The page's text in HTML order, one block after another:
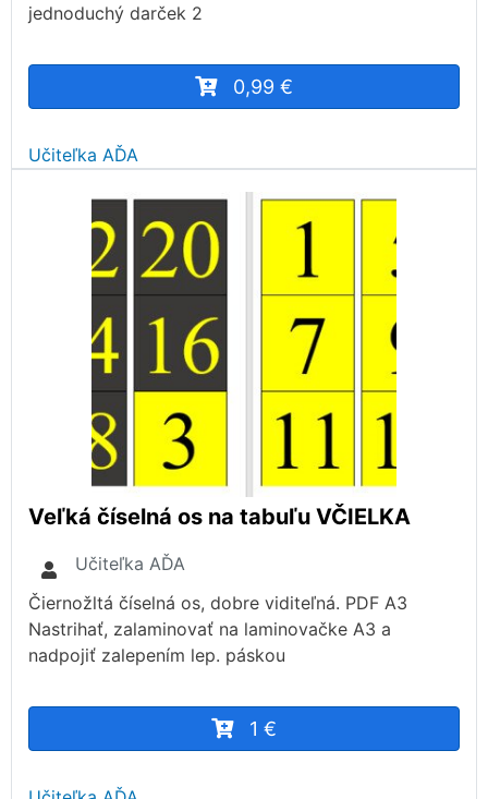
jednoduchý darček 2
0,99 €
Učiteľka AĎA
Veľká číselná os na tabuľu VČIELKA
Učiteľka AĎA
Čiernožltá číselná os, dobre viditeľná. PDF A3
Nastrihať, zalaminovať na laminovačke A3 a
nadpojiť zalepením lep. páskou
1 €